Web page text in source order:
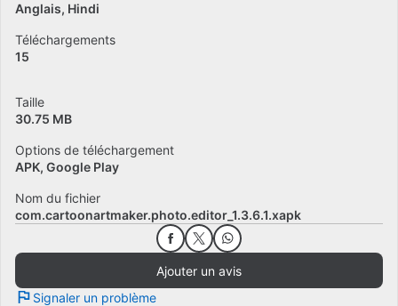
Anglais Hindi
Téléchargements
15
Taille
30.75 MB
Options de téléchargement
APK, Google Play
Nom du fichier
com.cartoonartmaker.photo.editor_1.3.6.1.xapk
Ajouter un avis
Signaler un problème